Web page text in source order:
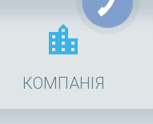
location_city
КОМПАНІЯ